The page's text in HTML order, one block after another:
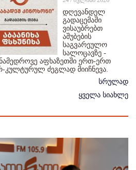
დღევანდელ
გადაცემაში
ვისაუბრებთ
აშუბების
საგვარეულო
სალოცავზე -
აფხაზეთში ერთ-ერთ
კულტურულ ძეგლად მიიჩნევა.
სრულად
ყველა სიახლე